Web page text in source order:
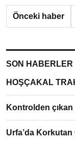
Önceki haber
SON HABERLER
HOŞÇAKAL
Kontrolden
Urfa’da Korkutan